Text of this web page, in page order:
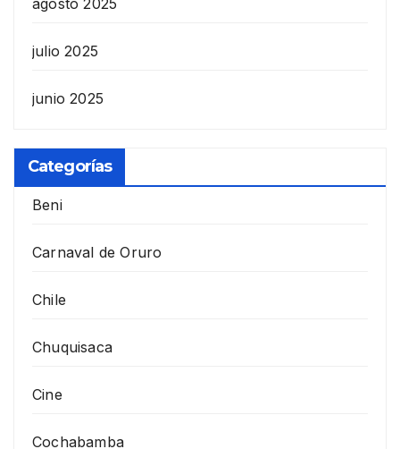
agosto 2025
julio 2025
junio 2025
Categorías
Beni
Carnaval de Oruro
Chile
Chuquisaca
Cine
Cochabamba